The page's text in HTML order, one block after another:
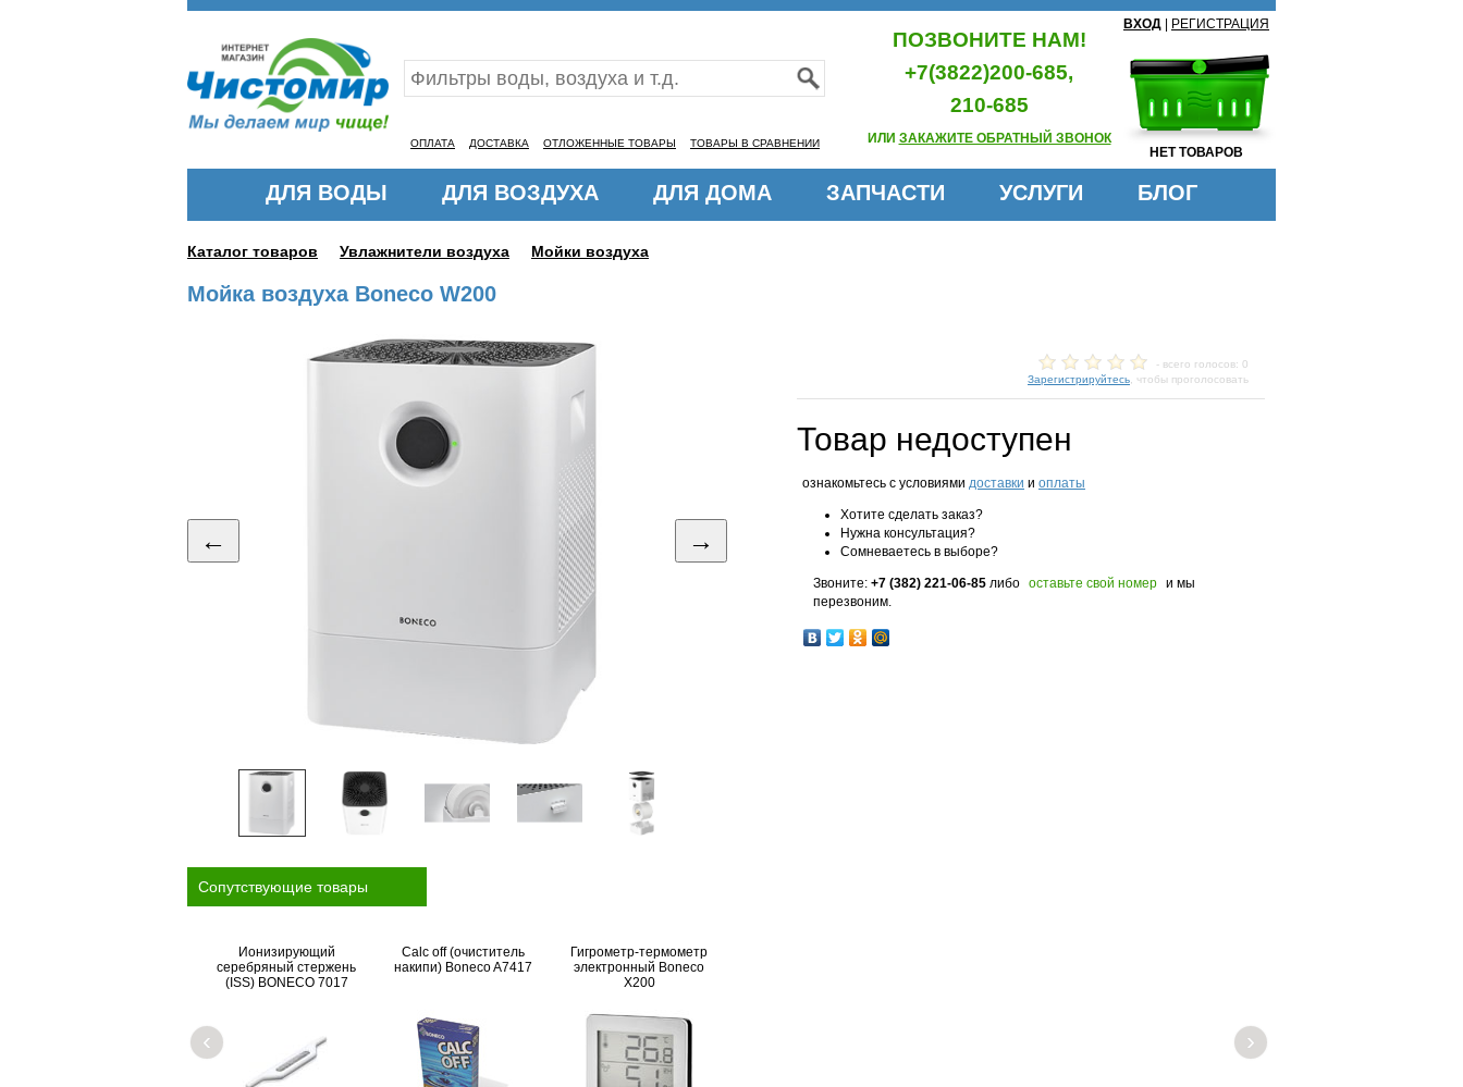
ОПЛАТА ДОСТАВКА ОТЛОЖЕННЫЕ ТОВАРЫ ТОВАРЫ В СРАВНЕНИИ
ПОЗВОНИТЕ НАМ!
+7(3822)200-685,
210-685
ИЛИ ЗАКАЖИТЕ ОБРАТНЫЙ ЗВОНОК
ВХОД РЕГИСТРАЦИЯ
НЕТ ТОВАРОВ
ДЛЯ ВОДЫ ДЛЯ ВОЗДУХА ДЛЯ ДОМА ЗАПЧАСТИ УСЛУГИ БЛОГ
Каталог товаров Увлажнители воздуха Мойки воздуха
Мойка воздуха Boneco W200
← →
- всего голосов: 0
Зарегистрируйтесь , чтобы проголосовать
Товар недоступен
ознакомьтесь с условиями доставки и оплаты
Хотите сделать заказ?
Нужна консультация?
Сомневаетесь в выборе?
Звоните: +7 (382) 221-06-85 либо оставьте свой номер и мы
перезвоним.
Cопутствующие товары
Ионизирующий
серебряный стержень
(ISS) BONECO 7017
Calc off (очиститель
накипи) Boneco A7417
Гигрометр-термометр
электронный Boneco
X200
‹ ›